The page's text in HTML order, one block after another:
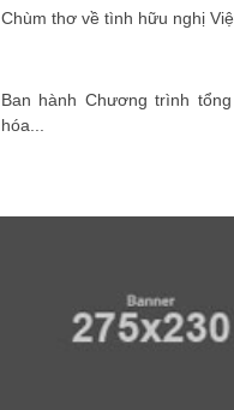
Chùm thơ về tình hữu nghị
Ban hành Chương trình
hóa...